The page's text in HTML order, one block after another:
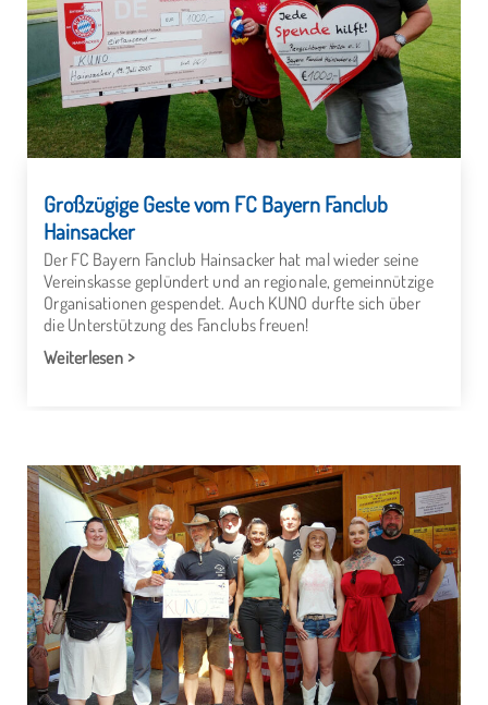
Großzügige Geste vom FC Bayern Fanclub
Hainsacker
Der FC Bayern Fanclub Hainsacker hat mal wieder seine
Vereinskasse geplündert und an regionale, gemeinnützige
Organisationen gespendet. Auch KUNO durfte sich über
die Unterstützung des Fanclubs freuen!
Weiterlesen